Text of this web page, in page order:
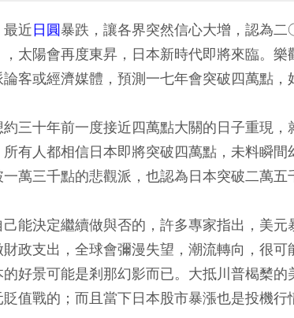
最近日圓暴跌，讓各界突然信心大增，認為
太陽會再度東昇，日本新時代即將來臨。
客或經濟媒體，預測一七年會突破四萬點，
三十年前一度接近四萬點大關的日子重現
有人都相信日本即將突破四萬點，未料瞬
萬三千點的悲觀派，也認為日本突破二萬五
能決定繼續做與否的，許多專家指出，美
政支出，全球會彌漫失望，潮流轉向，很
好景可能是剎那幻影而已。大抵川普楬櫫
值戰的；而且當下日本股市暴漲也是投機行